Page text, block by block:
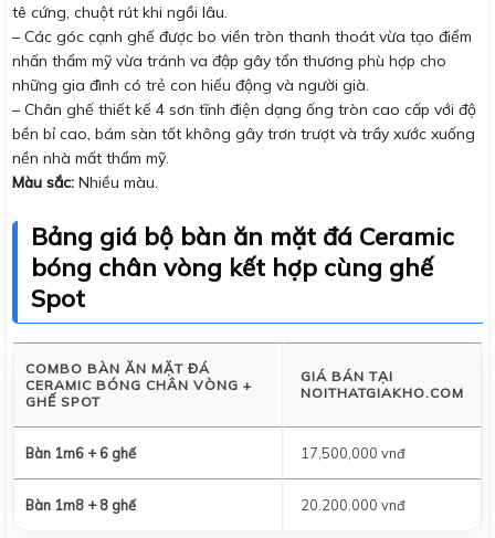
tê cứng, chuột rút khi ngồi lâu.
– Các góc cạnh ghế được bo viền tròn thanh thoát vừa tạo điểm
nhấn thẩm mỹ vừa tránh va đập gây tổn thương phù hợp cho
những gia đình có trẻ con hiếu động và người già.
– Chân ghế thiết kế 4 sơn tĩnh điện dạng ống tròn cao cấp với độ
bền bỉ cao, bám sàn tốt không gây trơn trượt và trầy xước xuống
nền nhà mất thẩm mỹ.
Màu sắc: Nhiều màu.
Bảng giá bộ bàn ăn mặt đá Ceramic
bóng chân vòng kết hợp cùng ghế
Spot
COMBO BÀN ĂN MẶT ĐÁ
CERAMIC BÓNG CHÂN VÒNG +
GHẾ SPOT
GIÁ BÁN TẠI
NOITHATGIAKHO.COM
Bàn 1m6 + 6 ghế 17,500,000 vnđ
Bàn 1m8 + 8 ghế 20.200.000 vnđ